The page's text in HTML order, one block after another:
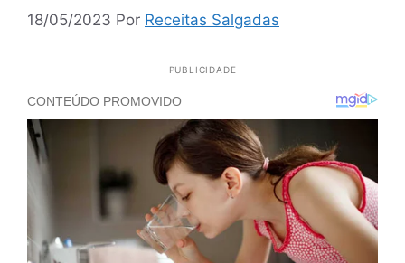
18/05/2023 Por Receitas Salgadas
PUBLICIDADE